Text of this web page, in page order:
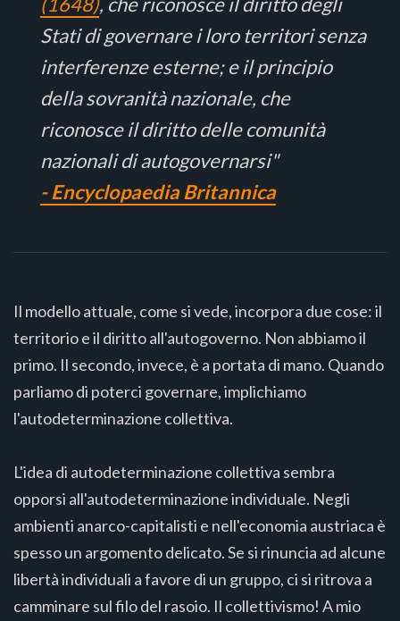
Stati di governare i loro territori senza
interferenze esterne; e il principio
della sovranità nazionale, che
riconosce il diritto delle comunità
nazionali di autogovernarsi"
- Encyclopaedia Britannica
Il modello attuale, come si vede, incorpora due cose: il
territorio e il diritto all'autogoverno. Non abbiamo il
primo. Il secondo, invece, è a portata di mano. Quando
parliamo di poterci governare, implichiamo
l'autodeterminazione collettiva.
L'idea di autodeterminazione collettiva sembra
opporsi all'autodeterminazione individuale. Negli
ambienti anarco-capitalisti e nell'economia austriaca è
spesso un argomento delicato. Se si rinuncia ad alcune
libertà individuali a favore di un gruppo, ci si ritrova a
camminare sul filo del rasoio. Il collettivismo! A mio